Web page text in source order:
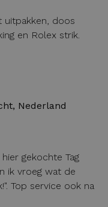
uitpakken, doos
en Rolex strik.
Nederland
gekochte Tag
ik vroeg wat de
Top service ook na